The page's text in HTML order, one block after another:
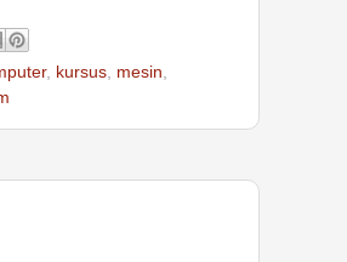
, kursus mesin